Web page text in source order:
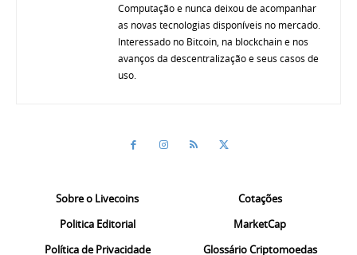
Computação e nunca deixou de acompanhar
as novas tecnologias disponíveis no mercado.
Interessado no Bitcoin, na blockchain e nos
avanços da descentralização e seus casos de
uso.
Sobre o Livecoins
Politica Editorial
Política de Privacidade
Cotações
MarketCap
Glossário Criptomoedas